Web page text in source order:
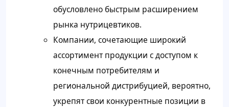
обусловлено быстрым расширением
рынка нутрицевтиков.
Компании, сочетающие широкий
ассортимент продукции с доступом к
конечным потребителям и
региональной дистрибуцией, вероятно,
укрепят свои конкурентные позиции в